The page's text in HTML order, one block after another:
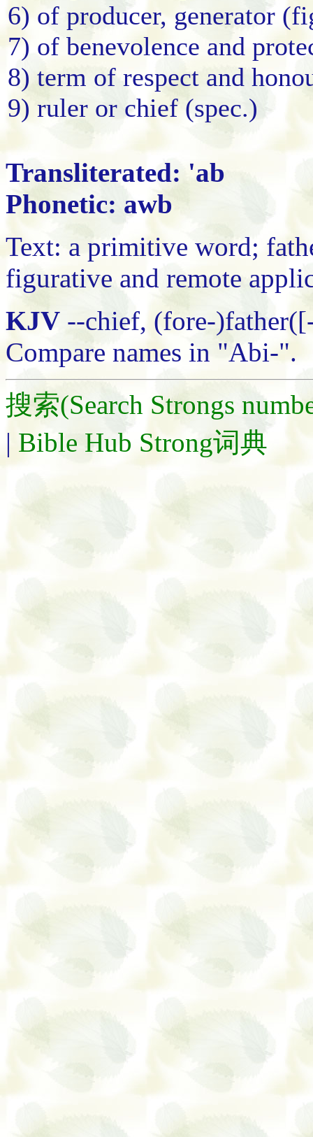
6) of producer, generator
7) of benevolence and
8) term of respect and
9) ruler or chief (spec.)
Transliterated: 'ab
Phonetic: awb
Text: a primitive word;
figurative and remote
KJV --chief, (fore-
Compare names in "Abi-".
搜索(Search Strongs
| Bible Hub Strong词典